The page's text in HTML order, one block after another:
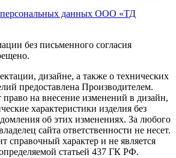
персональных данных ООО «ТД
без письменного согласия
дизайне, а также о технических
предоставлена Производителем.
на внесение изменений в дизайн,
характеристики изделия без
об этих изменениях. За любого
сайта ответственности не несет.
справочный характер и не является
статьей 437 ГК РФ.